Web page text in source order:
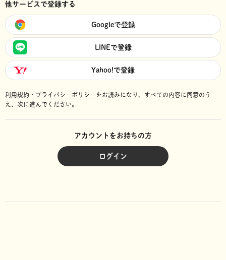
他サービスで登録する
Googleで登録
LINEで登録
Yahoo!で登録
利用規約 ・ プライバシーポリシーをお読みになり、 すべての内容に同意のう
え、次に進んでください。
アカウントをお持ちの方
ログイン